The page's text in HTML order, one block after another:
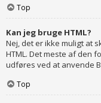
Top
Kan jeg bruge HTML?
Nej, det er ikke muligt at
HTML. Det meste af den
udføres ved at anvende
Top